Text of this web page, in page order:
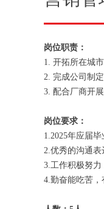
岗位职责：
1. 开拓所在城
2. 完成公司制
3. 配合厂商开
岗位要求：
1.2025年应届毕
2.优秀的沟通表
3.工作积极努力
4.勤奋能吃苦，